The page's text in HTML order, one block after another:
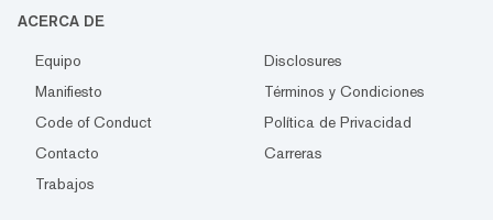
ACERCA DE
Equipo
Disclosures
Manifiesto
Términos y Condiciones
Code of Conduct
Política de Privacidad
Contacto
Carreras
Trabajos